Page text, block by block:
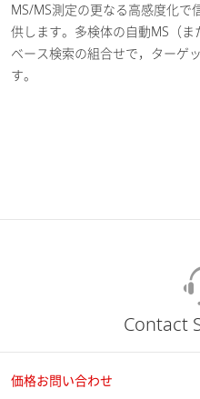
MS/MS測定の更なる高感度化で
供します。多検体の自動MS（
ベース検索の組合せで，ターゲ
す。
Contact
価格お問い合わせ